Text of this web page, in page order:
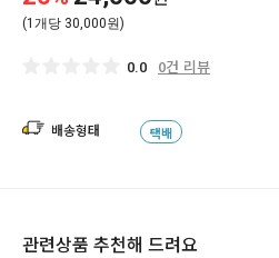
(1개당 30,000원)
0.0 0건 리뷰
배송형태 택배
관련상품 추천해 드려요